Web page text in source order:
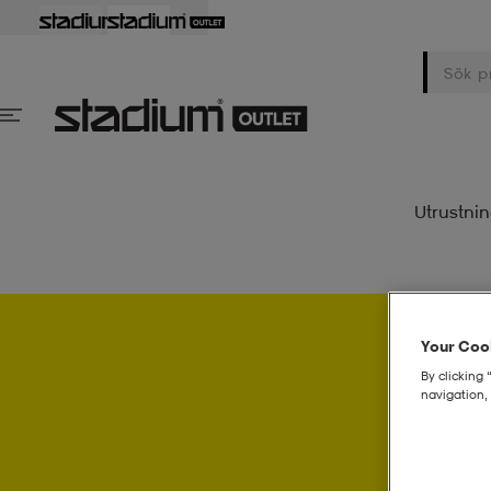
Psst..!
Your
By clicking
navigation,